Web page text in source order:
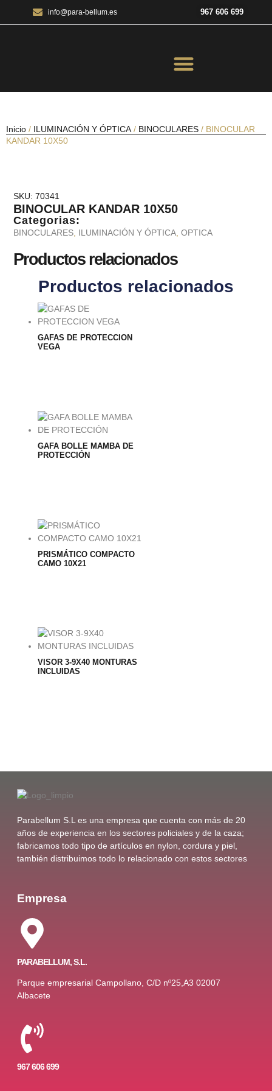
info@para-bellum.es 967 606 699
Inicio / ILUMINACIÓN Y ÓPTICA / BINOCULARES / BINOCULAR
KANDAR 10X50
SKU: 70341
BINOCULAR KANDAR 10X50
Categorias:
BINOCULARES ILUMINACIÓN Y ÓPTICA ,OPTICA
Productos relacionados
Productos relacionados
GAFAS DE PROTECCION
VEGA
GAFA BOLLE MAMBA DE
PROTECCIÓN
PRISMÁTICO COMPACTO
CAMO 10X21
VISOR 3-9X40 MONTURAS
INCLUIDAS
Parabellum S.L es una empresa que cuenta con más de 20
años de experiencia en los sectores policiales y de la caza;
fabricamos todo tipo de artículos en nylon, cordura y piel,
también distribuimos todo lo relacionado con estos sectores
Empresa
PARABELLUM, S.L.
Parque empresarial Campollano, C/D nº25,A3 02007
Albacete
967 606 699